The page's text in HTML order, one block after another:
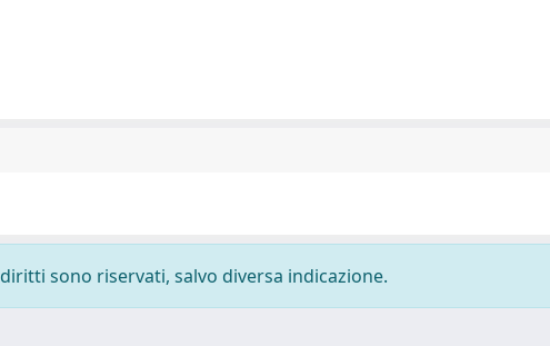
sono riservati, salvo diversa indicazione.